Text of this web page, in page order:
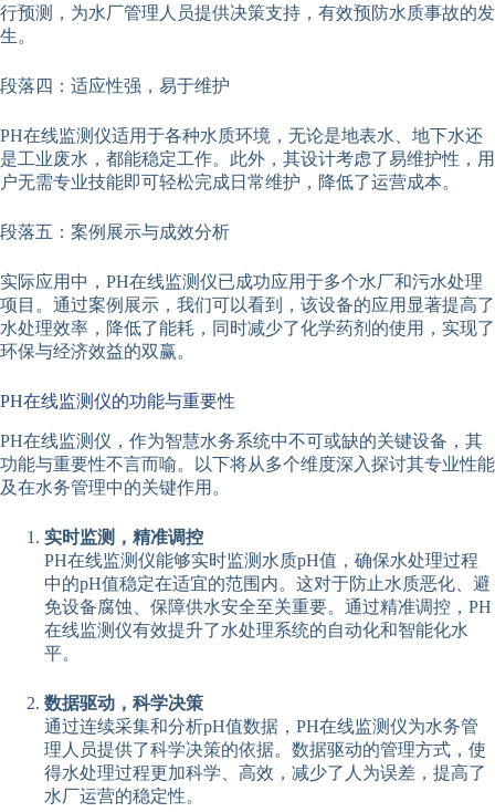
行预测，为水厂管理人员提供决策支持，有效预防水质事故的发
生。
段落四：适应性强，易于维护
PH在线监测仪适用于各种水质环境，无论是地表水、地下水还
是工业废水，都能稳定工作。此外，其设计考虑了易维护性，用
户无需专业技能即可轻松完成日常维护，降低了运营成本。
段落五：案例展示与成效分析
实际应用中，PH在线监测仪已成功应用于多个水厂和污水处理
项目。通过案例展示，我们可以看到，该设备的应用显著提高了
水处理效率，降低了能耗，同时减少了化学药剂的使用，实现了
环保与经济效益的双赢。
PH在线监测仪的功能与重要性
PH在线监测仪，作为智慧水务系统中不可或缺的关键设备，其
功能与重要性不言而喻。以下将从多个维度深入探讨其专业性能
及在水务管理中的关键作用。
实时监测，精准调控
PH在线监测仪能够实时监测水质pH值，确保水处理过程
中的pH值稳定在适宜的范围内。这对于防止水质恶化、避
免设备腐蚀、保障供水安全至关重要。通过精准调控，PH
在线监测仪有效提升了水处理系统的自动化和智能化水
平。
数据驱动，科学决策
通过连续采集和分析pH值数据，PH在线监测仪为水务管
理人员提供了科学决策的依据。数据驱动的管理方式，使
得水处理过程更加科学、高效，减少了人为误差，提高了
水厂运营的稳定性。